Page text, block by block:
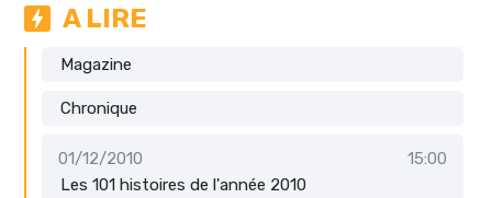
A LIRE
Magazine
Chronique
01/12/2010
15:00
Les 101 histoires de l'année 2010